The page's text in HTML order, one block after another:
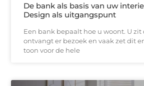
De bank als basis van uw
Design als uitgangspunt
Een bank bepaalt hoe u woont. U zit
ontvangt er bezoek en vaak zet dit
toon voor de hele